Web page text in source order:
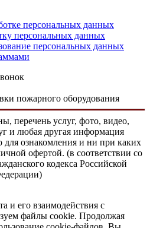
персональных данных
персональных данных
персональных данных
пожарного оборудования
перечень услуг, фото, видео,
и любая другая информация
для ознакомления и ни при каких
офертой. (в соответствии со
кодекса Российской
и его взаимодействия с
файлы cookie. Продолжая